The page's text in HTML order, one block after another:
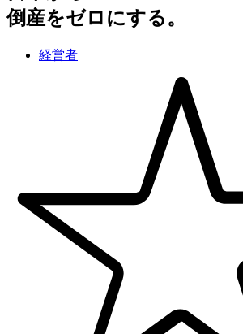
倒産をゼロにする。
経営者